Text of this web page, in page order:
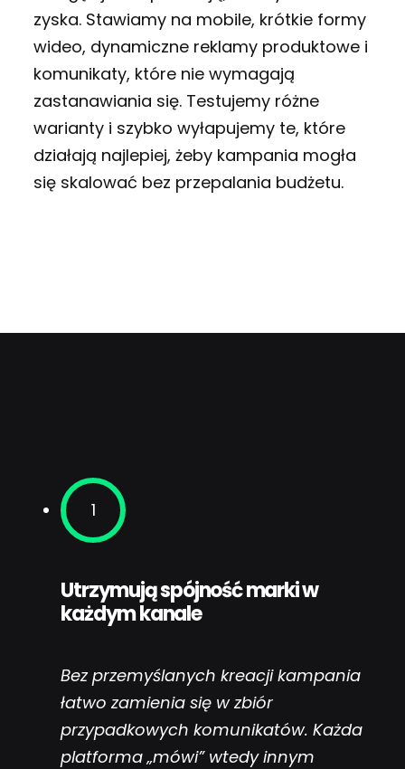
zyska. Stawiamy na mobile, krótkie formy
wideo, dynamiczne reklamy produktowe i
komunikaty, które nie wymagają
zastanawiania się. Testujemy różne
warianty i szybko wyłapujemy te, które
działają najlepiej, żeby kampania mogła
się skalować bez przepalania budżetu.
1
Utrzymują spójność marki w
każdym kanale
Bez przemyślanych kreacji kampania
łatwo zamienia się w zbiór
przypadkowych komunikatów. Każda
platforma „mówi” wtedy innym